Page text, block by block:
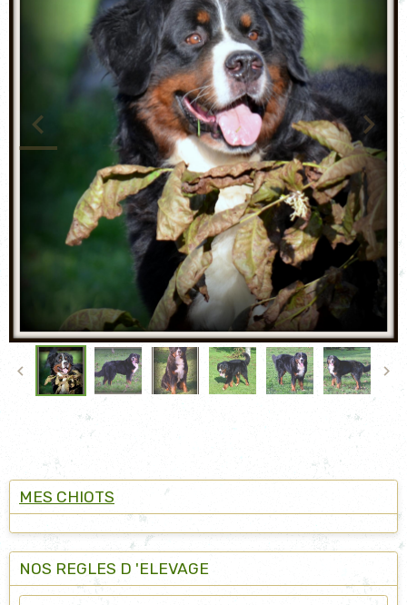
MES CHIOTS
NOS REGLES D 'ELEVAGE